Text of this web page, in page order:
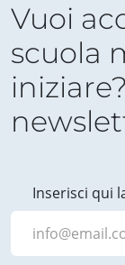
Vuoi
scuola
Inserisci qui